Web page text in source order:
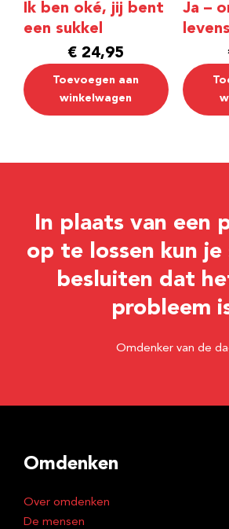
Ik ben oké, jij bent
een sukkel
€ 24,95
Toevoegen aan
winkelwagen
Ja –
In plaats van een
op te lossen kun je
besluiten dat
probleem
Omdenker van de
Omdenken
Over omdenken
De mensen